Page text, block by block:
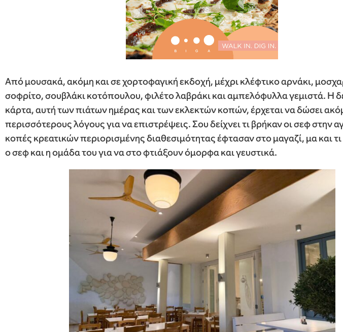
Από μουσακά, ακόμη και σε χορτοφαγική εκδοχή, μέχρι κλέφτικο αρνάκι,
σοφρίτο, σουβλάκι κοτόπουλου, φιλέτο λαβράκι και αμπελόφυλλα γεμιστά. Η
κάρτα, αυτή των πιάτων ημέρας και των εκλεκτών κοπών, έρχεται να δώσει
περισσότερους λόγους για να επιστρέψεις. Σου δείχνει τι βρήκαν οι σεφ στην
κοπές κρεατικών περιορισμένης διαθεσιμότητας έφτασαν στο μαγαζί, μα και
ο σεφ και η ομάδα του για να στο φτιάξουν όμορφα και γευστικά.